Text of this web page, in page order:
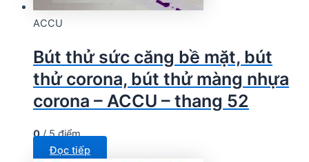
ACCU
Bút thử sức căng bề mặt, bút
thử corona, bút thử màng nhựa
corona – ACCU – thang 52
0/ 5 điểm
Đọc tiếp